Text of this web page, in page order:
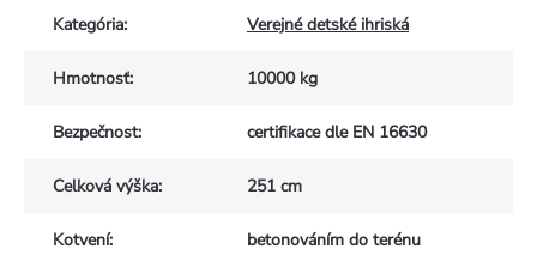
Kategória: Verejné detské ihriská
Hmotnosť: 10000 kg
Bezpečnost: certifikace dle EN 16630
Celková výška: 251 cm
Kotvení: betonováním do terénu